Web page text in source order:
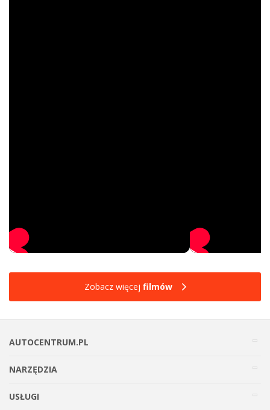
Zobacz więcej filmów
AUTOCENTRUM.PL
NARZĘDZIA
USŁUGI